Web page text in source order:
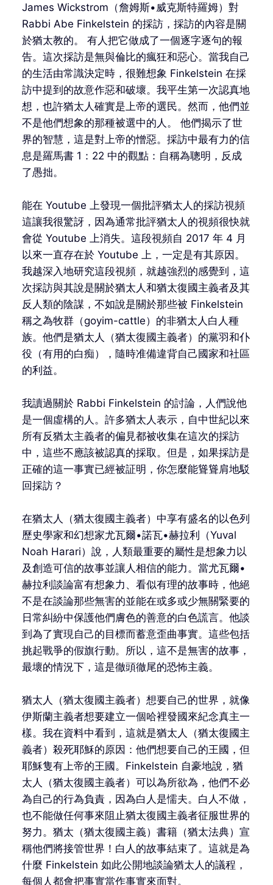
James Wickstrom（詹姆斯•威克斯特羅姆）對
Rabbi Abe Finkelstein 的採訪，採訪的內容是關
於猶太教的。 有人把它做成了一個逐字逐句的報
告。這次採訪是無與倫比的瘋狂和惡心。當我自己
的生活由常識決定時，很難想象 Finkelstein 在採
訪中提到的故意作惡和破壞。我平生第一次認真地
想，也許猶太人確實是上帝的選民。然而，他們並
不是他們想象的那種被選中的人。 他們揭示了世
界的智慧，這是對上帝的憎惡。採訪中最有力的信
息是羅馬書 1：22 中的觀點：自稱為聰明，反成
了愚拙。
能在 Youtube 上發現一個批評猶太人的採訪視頻
這讓我很驚訝，因為通常批評猶太人的視頻很快就
會從 Youtube 上消失。這段視頻自 2017 年 4 月
以來一直存在於 Youtube 上，一定是有其原因。
我越深入地研究這段視頻，就越強烈的感覺到，這
次採訪與其說是關於猶太人和猶太復國主義者及其
反人類的陰謀，不如說是關於那些被 Finkelstein
稱之為牧群（goyim-cattle）的非猶太人白人種
族。他們是猶太人（猶太復國主義者）的黨羽和仆
役（有用的白痴），隨時准備違背自己國家和社區
的利益。
我讀過關於 Rabbi Finkelstein 的討論，人們說他
是一個虛構的人。許多猶太人表示，自中世紀以來
所有反猶太主義者的偏見都被收集在這次的採訪
中，這些不應該被認真的採取。但是，如果採訪是
正確的這一事實已經被証明，你怎麼能聳聳肩地駁
回採訪？
在猶太人（猶太復國主義者）中享有盛名的以色列
歷史學家和幻想家尤瓦爾•諾瓦•赫拉利（Yuval
Noah Harari）說，人類最重要的屬性是想象力以
及創造可信的故事並讓人相信的能力。當尤瓦爾•
赫拉利談論富有想象力、看似有理的故事時，他絕
不是在談論那些無害的並能在或多或少無關緊要的
日常糾紛中保護他們膚色的善意的白色謊言。他談
到為了實現自己的目標而蓄意歪曲事實。這些包括
挑起戰爭的假旗行動。所以，這不是無害的故事，
最壞的情況下，這是徹頭徹尾的恐怖主義。
猶太人（猶太復國主義者）想要自己的世界，就像
伊斯蘭主義者想要建立一個哈裡發國來紀念真主一
樣。我在資料中看到，這就是猶太人（猶太復國主
義者）殺死耶穌的原因：他們想要自己的王國，但
耶穌隻有上帝的王國。Finkelstein 自豪地說，猶
太人（猶太復國主義者）可以為所欲為，他們不必
為自己的行為負責，因為白人是懦夫。白人不做，
也不能做任何事來阻止猶太復國主義者征服世界的
努力。猶太（猶太復國主義）書籍（猶太法典）宣
稱他們將接管世界！白人的故事結束了。這就是為
什麼 Finkelstein 如此公開地談論猶太人的議程，
每個人都會把事實當作事實來面對。